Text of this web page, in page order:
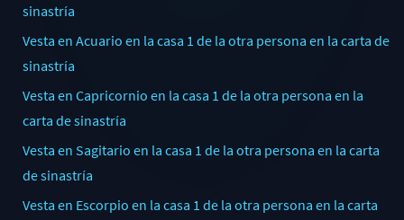
sinastría
Vesta en Acuario en la casa 1 de la otra persona en la carta de
sinastría
Vesta en Capricornio en la casa 1 de la otra persona en la
carta de sinastría
Vesta en Sagitario en la casa 1 de la otra persona en la carta
de sinastría
Vesta en Escorpio en la casa 1 de la otra persona en la carta